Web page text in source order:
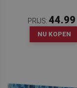
PRIJS: 44.99
NU KOPEN